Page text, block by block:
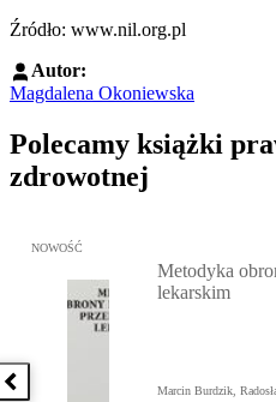
Źródło: www.nil.org.pl
Autor:
Magdalena Okoniewska
Polecamy książki
zdrowotnej
Poprzednia książka
Przejdź do: Metodyka obrony
NOWOŚĆ
Metodyka
lekarskim
Marcin Burdzik,